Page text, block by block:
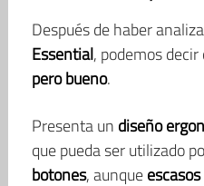
Después de haber
Essential, podemos decir
pero bueno.
Presenta un diseño
que pueda ser utilizado
botones, aunque